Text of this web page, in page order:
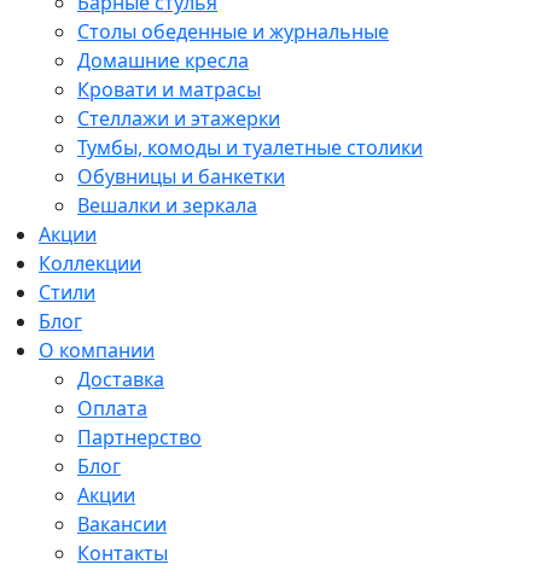
Столы обеденные и журнальные
Домашние кресла
Кровати и матрасы
Стеллажи и этажерки
Тумбы, комоды и туалетные столики
Обувницы и банкетки
Вешалки и зеркала
Акции
Коллекции
Стили
Блог
О компании
Доставка
Оплата
Партнерство
Блог
Акции
Вакансии
Контакты